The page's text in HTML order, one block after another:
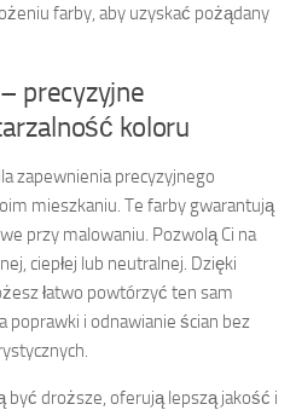
farby, aby uzyskać pożądany
precyzyjne
koloru
zapewnienia precyzyjnego
mieszkaniu. Te farby gwarantują
przy malowaniu. Pozwolą Ci na
ciepłej lub neutralnej. Dzięki
łatwo powtórzyć ten sam
poprawki i odnawianie ścian bez
być droższe, oferują lepszą jakość i